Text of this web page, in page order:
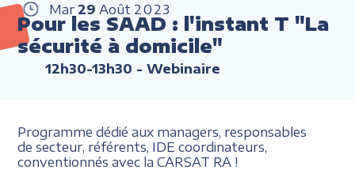
Mar 29 Août 2023
Pour les SAAD : l'instant T "La
sécurité à domicile"
12h30-13h30 - Webinaire
Programme dédié aux managers, responsables
de secteur, référents, IDE coordinateurs,
conventionnés avec la CARSAT RA !